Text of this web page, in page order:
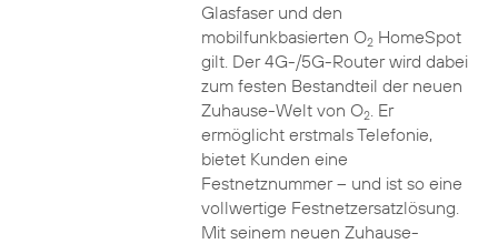
Glasfaser und den
mobilfunkbasierten O2HomeSpot
gilt. Der 4G-/5G-Router wird dabei
zum festen Bestandteil der neuen
Zuhause-Welt von O2. Er
ermöglicht erstmals Telefonie,
bietet Kunden eine
Festnetznummer – und ist so eine
vollwertige Festnetzersatzlösung.
Mit seinem neuen Zuhause-